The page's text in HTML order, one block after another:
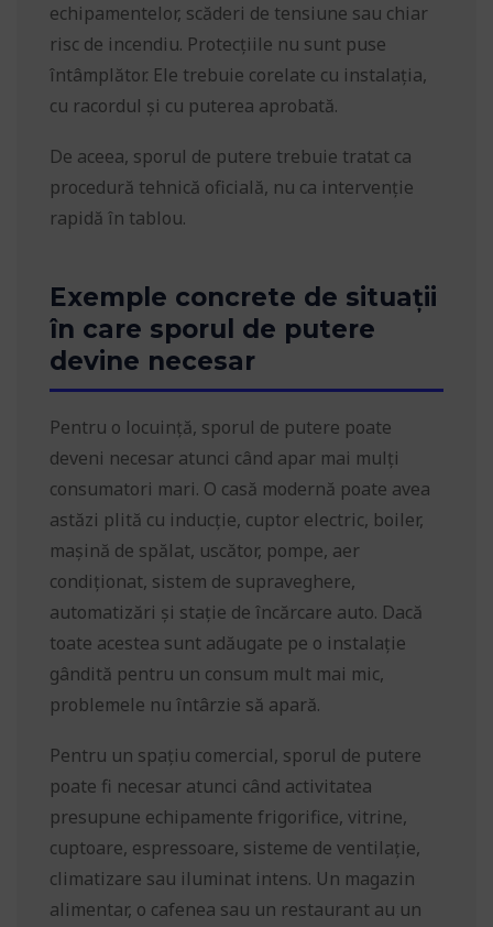
echipamentelor, scăderi de tensiune sau chiar
risc de incendiu. Protecțiile nu sunt puse
întâmplător. Ele trebuie corelate cu instalația,
cu racordul și cu puterea aprobată.
De aceea, sporul de putere trebuie tratat ca
procedură tehnică oficială, nu ca intervenție
rapidă în tablou.
Exemple concrete de situații
în care sporul de putere
devine necesar
Pentru o locuință, sporul de putere poate
deveni necesar atunci când apar mai mulți
consumatori mari. O casă modernă poate avea
astăzi plită cu inducție, cuptor electric, boiler,
mașină de spălat, uscător, pompe, aer
condiționat, sistem de supraveghere,
automatizări și stație de încărcare auto. Dacă
toate acestea sunt adăugate pe o instalație
gândită pentru un consum mult mai mic,
problemele nu întârzie să apară.
Pentru un spațiu comercial, sporul de putere
poate fi necesar atunci când activitatea
presupune echipamente frigorifice, vitrine,
cuptoare, espressoare, sisteme de ventilație,
climatizare sau iluminat intens. Un magazin
alimentar, o cafenea sau un restaurant au un